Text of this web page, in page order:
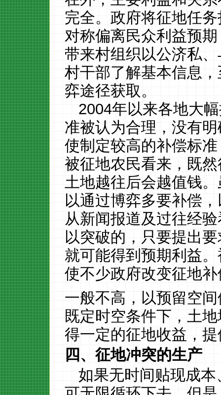
完全。政府将征地任
对称偏离民众利益预
带来村组织以公济私
村干部了解基本信息
弈途径获取。
2004年以来各地大
准被认为合理，没有
使制定较高的补偿标
被征地农民看来，既
土地越往后会越值钱
以通过博弈多要补偿
从新闻报道及过往经
以突破的，只要提出
就可能得到预期利益
使不少政府改变征地
一般不高，以预留空
既定时空条件下，土
得一定的征地收益，
四、征地冲突的生产
如果无时间贴现成